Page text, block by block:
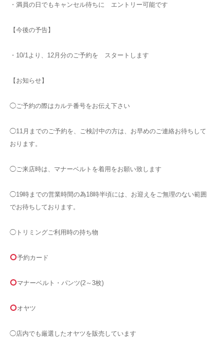
・満員の日でもキャンセル待ちに エントリー可能です
【今後の予告】
・10/1より、12月分のご予約を スタートします
【お知らせ】
◯ご予約の際はカルテ番号をお伝え下さい
◯11月までのご予約を、ご検討中の方は、お早めのご連絡お待ちして
おります。
◯ご来店時は、マナーベルトを着用をお願い致します
◯19時までの営業時間の為18時半頃には、お迎えをご無理のない範囲
でお待ちしております。
◯トリミングご利用時の持ち物
予約カード
マナーベルト・パンツ(2～3枚)
オヤツ
◯店内でも厳選したオヤツを販売しています